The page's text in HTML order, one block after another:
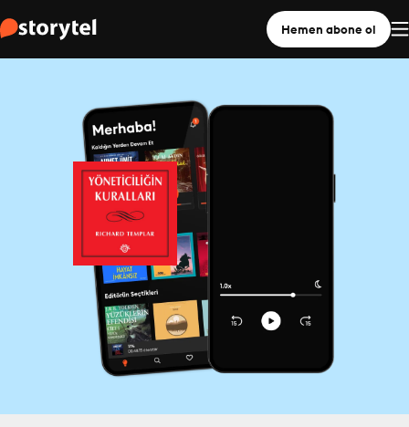
Hemen abone ol